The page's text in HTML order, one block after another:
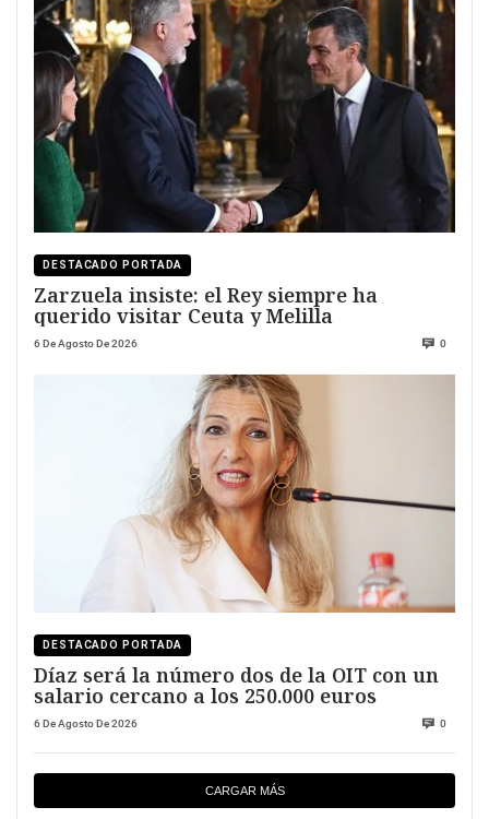
DESTACADO PORTADA
Zarzuela insiste: el Rey siempre ha
querido visitar Ceuta y Melilla
6 De Agosto De 2026 0
DESTACADO PORTADA
Díaz será la número dos de la OIT con un
salario cercano a los 250.000 euros
6 De Agosto De 2026 0
CARGAR MÁS